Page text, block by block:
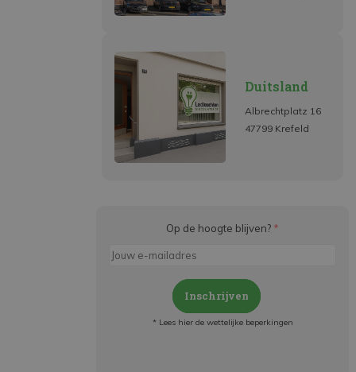
Duitsland
Albrechtplatz 16
47799 Krefeld
Op de hoogte blijven? *
Inschrijven
* Lees hier de wettelijke beperkingen